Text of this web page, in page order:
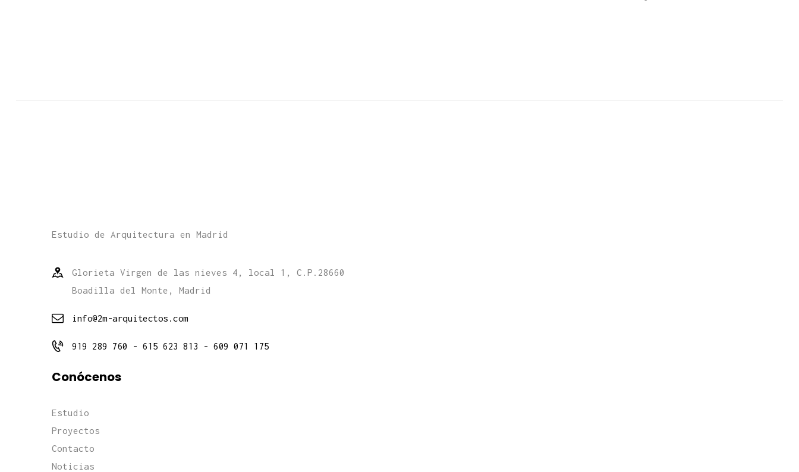
Estudio de Arquitectura en Madrid
Glorieta Virgen de las nieves 4, local 1, C.P.28660
Boadilla del Monte, Madrid
info@2m-arquitectos.com
919 289 760 - 615 623 813 - 609 071 175
Conócenos
Estudio
Proyectos
Contacto
Noticias